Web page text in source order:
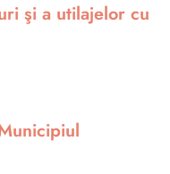
şi a utilajelor cu